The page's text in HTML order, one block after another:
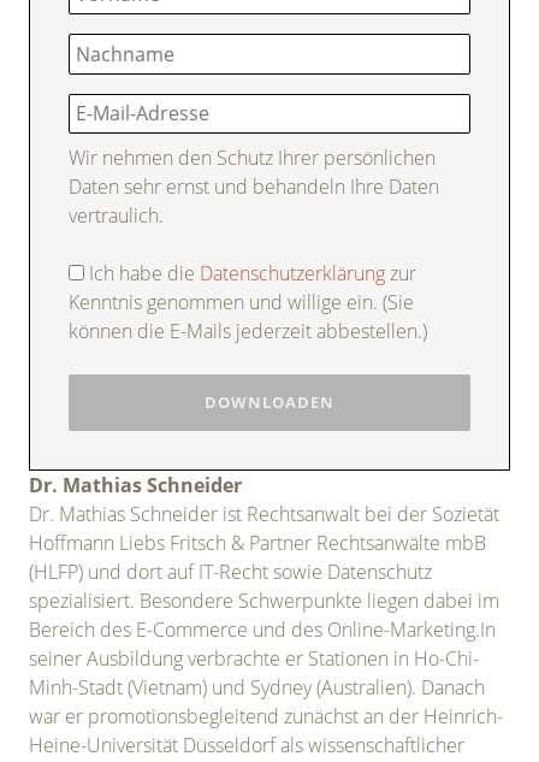
Wir nehmen den Schutz Ihrer persönlichen
Daten sehr ernst und behandeln Ihre Daten
vertraulich.
Ich habe die Datenschutzerklärungzur
Kenntnis genommen und willige ein. (Sie
können die E-Mails jederzeit abbestellen.)
Dr. Mathias Schneider
Dr. Mathias Schneider ist Rechtsanwalt bei der Sozietät
Hoffmann Liebs Fritsch & Partner Rechtsanwälte mbB
(HLFP) und dort auf IT-Recht sowie Datenschutz
spezialisiert. Besondere Schwerpunkte liegen dabei im
Bereich des E-Commerce und des Online-Marketing.In
seiner Ausbildung verbrachte er Stationen in Ho-Chi-
Minh-Stadt (Vietnam) und Sydney (Australien). Danach
war er promotionsbegleitend zunächst an der Heinrich-
Heine-Universität Düsseldorf als wissenschaftlicher